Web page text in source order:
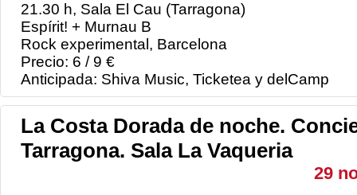
21.30 h, Sala El Cau (Tarragona)
Espírit! + Murnau B
Rock experimental, Barcelona
Precio: 6 / 9 €
Anticipada: Shiva Music, Ticketea y delCamp
La Costa Dorada de noche.
Tarragona. Sala La Vaqueria
29